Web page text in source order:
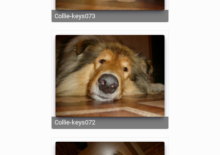
collie-keys073
collie-keys072